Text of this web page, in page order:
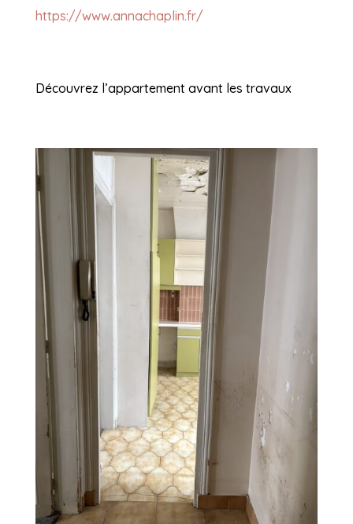
https://www.annachaplin.fr/
Découvrez l’appartement avant les travaux